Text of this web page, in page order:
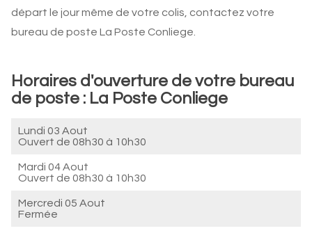
départ le jour même de votre colis, contactez votre
bureau de poste La Poste Conliege.
Horaires d'ouverture de votre bureau
de poste : La Poste Conliege
Lundi 03 Aout
Ouvert de 08h30 à 10h30
Mardi 04 Aout
Ouvert de 08h30 à 10h30
Mercredi 05 Aout
Fermée